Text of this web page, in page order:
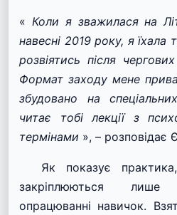
« Коли я зважилася на
навесні 2019 року, я
розвіятись після
Формат заходу мене
збудовано на
читає тобі лекції з
термінами », – розповідає
Як показує
закріплюються
опрацюванні навичок.